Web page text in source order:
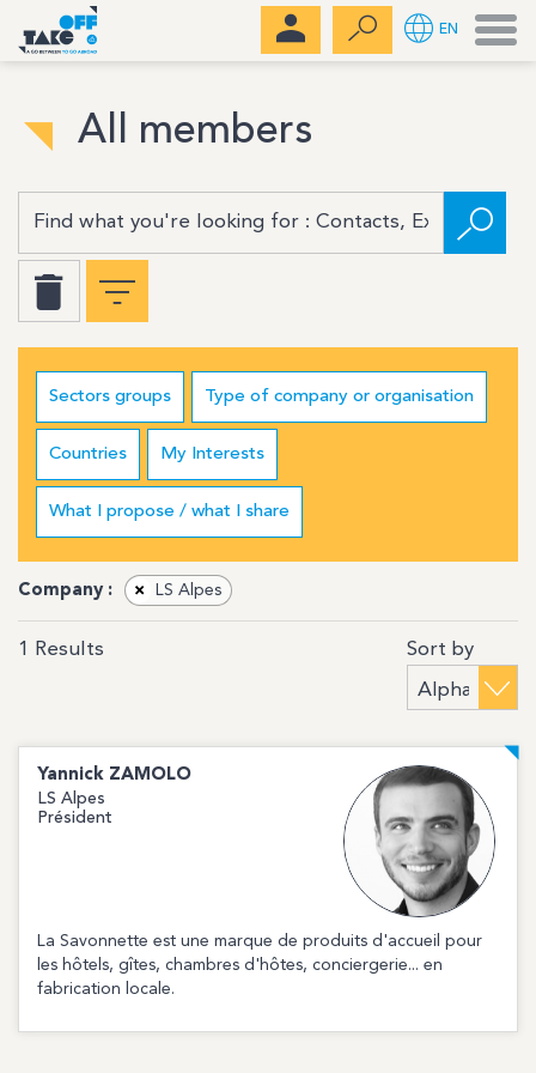
All members
Sectors groups Type of company or organisation
Countries My Interests
What I propose / what I share
Company : × LS Alpes
1 Results Sort by
Yannick ZAMOLO
LS Alpes
Président
La Savonnette est une marque de produits d'accueil pour
les hôtels, gîtes, chambres d'hôtes, conciergerie... en
fabrication locale.
EN